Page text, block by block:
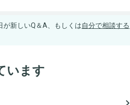
新しいQ＆A、もしくは自分で相談する
います